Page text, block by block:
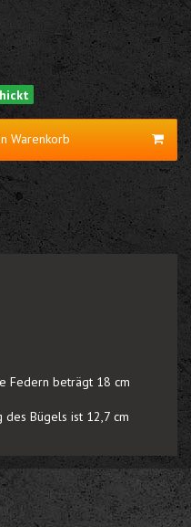
Warenkorb
Federn beträgt 18 cm
Bügels ist 12,7 cm